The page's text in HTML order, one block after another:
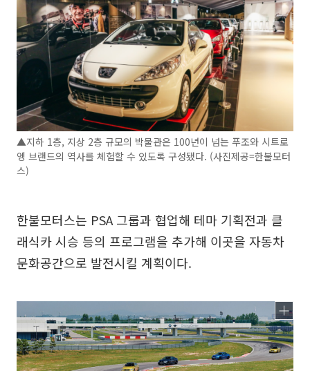
▲지하 1층, 지상 2층 규모의 박물관은 100년이 넘는 푸조와 시트로
엥 브랜드의 역사를 체험할 수 있도록 구성됐다. (사진제공=한불모터
스)
한불모터스는 PSA 그룹과 협업해 테마 기획전과 클
래식카 시승 등의 프로그램을 추가해 이곳을 자동차
문화공간으로 발전시킬 계획이다.